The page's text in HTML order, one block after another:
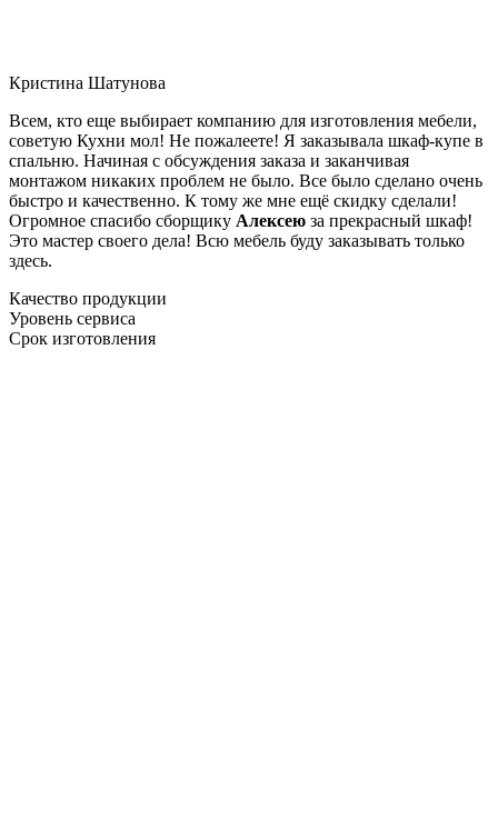
Кристина Шатунова
Всем, кто еще выбирает компанию для изготовления мебели,
советую Кухни мол! Не пожалеете! Я заказывала шкаф-купе в
спальню. Начиная с обсуждения заказа и заканчивая
монтажом никаких проблем не было. Все было сделано очень
быстро и качественно. К тому же мне ещё скидку сделали!
Огромное спасибо сборщику Алексею за прекрасный шкаф!
Это мастер своего дела! Всю мебель буду заказывать только
здесь.
Качество продукции
Уровень сервиса
Срок изготовления